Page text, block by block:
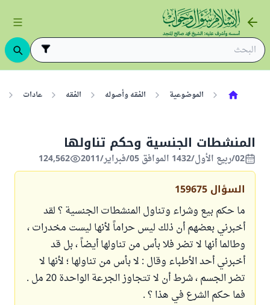
الموضوعية الفقه وأصوله الفقه عادات
المنشطات الجنسية وحكم تناولها
02/ربيع الأول/1432 الموافق 05/فبراير/2011 124,562
السؤال 159675
ما حكم بيع وشراء وتناول المنشطات الجنسية ؟ لقد
أخبرني بعضهم أن ذلك ليس حراماً لأنها ليست مخدرات ،
وطالما أنها لا تضر فلا بأس من تناولها أيضاً ، بل قد
أخبرني أحد الأطباء وقال : لا بأس من تناولها ؛ لأنها لا
تضر الجسم ، شرط أن لا تتجاوز الجرعة الواحدة 20 مل .
فما حكم الشرع في هذا ؟ .